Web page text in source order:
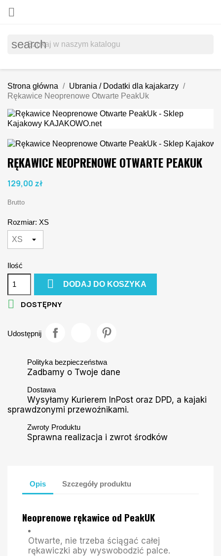

search
Strona główna
Ubrania / Dodatki dla kajakarzy
Rękawice Neoprenowe Otwarte PeakUk
RĘKAWICE NEOPRENOWE OTWARTE PEAKUK
129,00 zł
Brutto
Rozmiar: XS
Ilość
 DODAJ DO KOSZYKA
 DOSTĘPNY
Udostępnij
Polityka bezpieczeństwa
Zadbamy o Twoje dane
Dostawa
Wysyłamy Kurierem InPost oraz DPD, a kajaki
sprawdzonymi przewoźnikami.
Zwroty Produktu
Sprawna realizacja i zwrot środków
Opis Szczegóły produktu
Neoprenowe rękawice od PeakUK
Otwarte, nie trzeba ściągać całej
rękawiczki aby wyswobodzić palce.